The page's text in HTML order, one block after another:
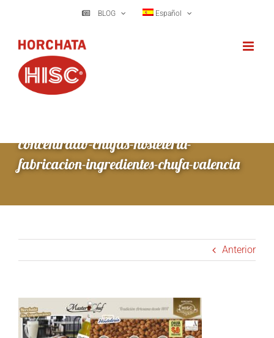
BLOG Español
concentrado-chufas-hosteleria-
fabricacion-ingredientes-chufa-valencia
Anterior